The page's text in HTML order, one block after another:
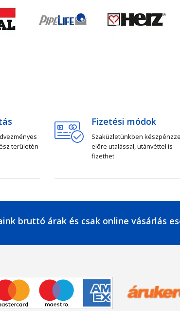
területén
Fizetési módok
Szaküzletünkben
előre utalással, utánvéttel is
fizethet.
bruttó árak és csak online vásárlás